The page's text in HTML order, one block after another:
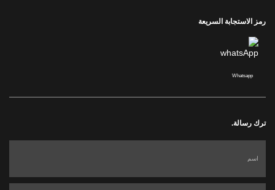
رمز الاستجابة السريعة
Whatsapp
ترك رسالة.